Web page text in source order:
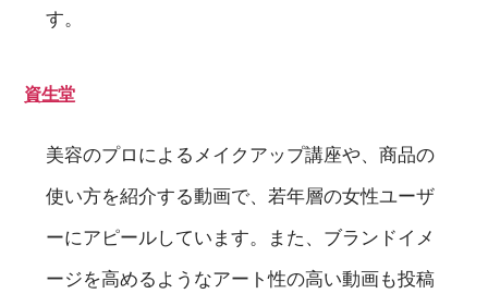
す。
資生堂
美容のプロによるメイクアップ講座や、商品の
使い方を紹介する動画で、若年層の女性ユーザ
ーにアピールしています。また、ブランドイメ
ージを高めるようなアート性の高い動画も投稿